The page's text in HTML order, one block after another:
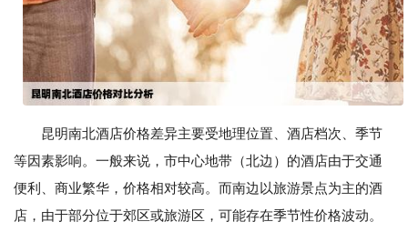
昆明南北酒店价格差异主要受地理位置、酒店档次、季节
等因素影响。一般来说，市中心地带（北边）的酒店由于交通
便利、商业繁华，价格相对较高。而南边以旅游景点为主的酒
店，由于部分位于郊区或旅游区，可能存在季节性价格波动。